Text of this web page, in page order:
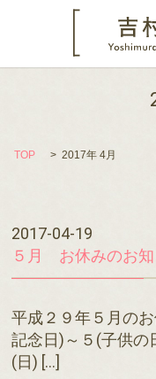
TOP 2017年 4月
2017-04-19
５月 お休みのお知
平成２９年５月の
記念日)～５(子供の
(日) […]